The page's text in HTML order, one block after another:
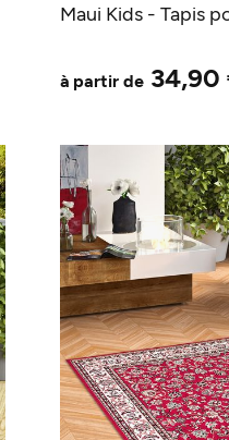
Maui Kids - Tapis
à partir de34,90